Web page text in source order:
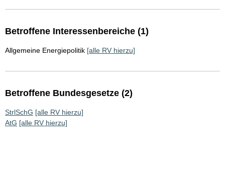
Betroffene Interessenbereiche (1)
Allgemeine Energiepolitik [alle RV hierzu]
Betroffene Bundesgesetze (2)
StrlSchG [alle RV hierzu]
AtG [alle RV hierzu]